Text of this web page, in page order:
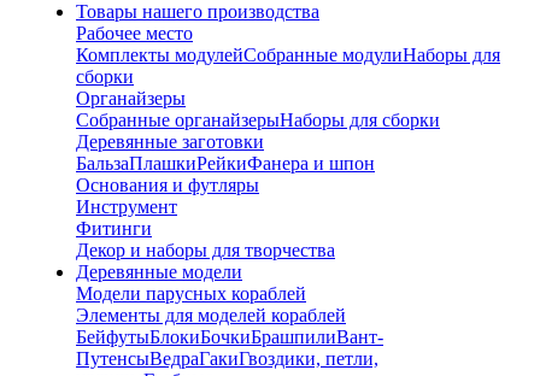
Товары нашего производства
Рабочее место
Комплекты модулейСобранные модулиНаборы для
сборки
Органайзеры
Собранные органайзерыНаборы для сборки
Деревянные заготовки
БальзаПлашкиРейкиФанера и шпон
Основания и футляры
Инструмент
Фитинги
Декор и наборы для творчества
Деревянные модели
Модели парусных кораблей
Элементы для моделей кораблей
БейфутыБлокиБочкиБрашпилиВант-
ПутенсыВедраГакиГвоздики, петли,